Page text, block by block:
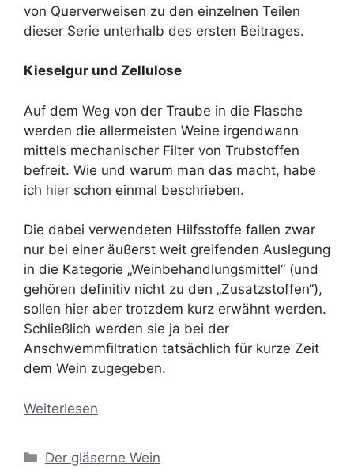
von Querverweisen zu den einzelnen Teilen
dieser Serie unterhalb des ersten Beitrages.
Kieselgur und Zellulose
Auf dem Weg von der Traube in die Flasche
werden die allermeisten Weine irgendwann
mittels mechanischer Filter von Trubstoffen
befreit. Wie und warum man das macht, habe
ich hier schon einmal beschrieben.
Die dabei verwendeten Hilfsstoffe fallen zwar
nur bei einer äußerst weit greifenden Auslegung
in die Kategorie „Weinbehandlungsmittel“ (und
gehören definitiv nicht zu den „Zusatzstoffen“),
sollen hier aber trotzdem kurz erwähnt werden.
Schließlich werden sie ja bei der
Anschwemmfiltration tatsächlich für kurze Zeit
dem Wein zugegeben.
Weiterlesen
Kategorien
Der gläserne Wein